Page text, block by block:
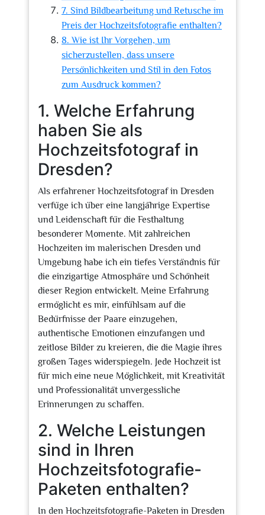
7. Sind Bildbearbeitung und Retusche im
Preis der Hochzeitsfotografie enthalten?
8. Wie ist Ihr Vorgehen, um
sicherzustellen, dass unsere
Persönlichkeiten und Stil in den Fotos
zum Ausdruck kommen?
1. Welche Erfahrung
haben Sie als
Hochzeitsfotograf in
Dresden?
Als erfahrener Hochzeitsfotograf in Dresden
verfüge ich über eine langjährige Expertise
und Leidenschaft für die Festhaltung
besonderer Momente. Mit zahlreichen
Hochzeiten im malerischen Dresden und
Umgebung habe ich ein tiefes Verständnis für
die einzigartige Atmosphäre und Schönheit
dieser Region entwickelt. Meine Erfahrung
ermöglicht es mir, einfühlsam auf die
Bedürfnisse der Paare einzugehen,
authentische Emotionen einzufangen und
zeitlose Bilder zu kreieren, die die Magie ihres
großen Tages widerspiegeln. Jede Hochzeit ist
für mich eine neue Möglichkeit, mit Kreativität
und Professionalität unvergessliche
Erinnerungen zu schaffen.
2. Welche Leistungen
sind in Ihren
Hochzeitsfotografie-
Paketen enthalten?
In den Hochzeitsfotografie-Paketen in Dresden